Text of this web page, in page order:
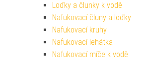
Loďky a člunky k vodě
Nafukovací čluny a loďky
Nafukovací kruhy
Nafukovací lehátka
Nafukovací míče k vodě